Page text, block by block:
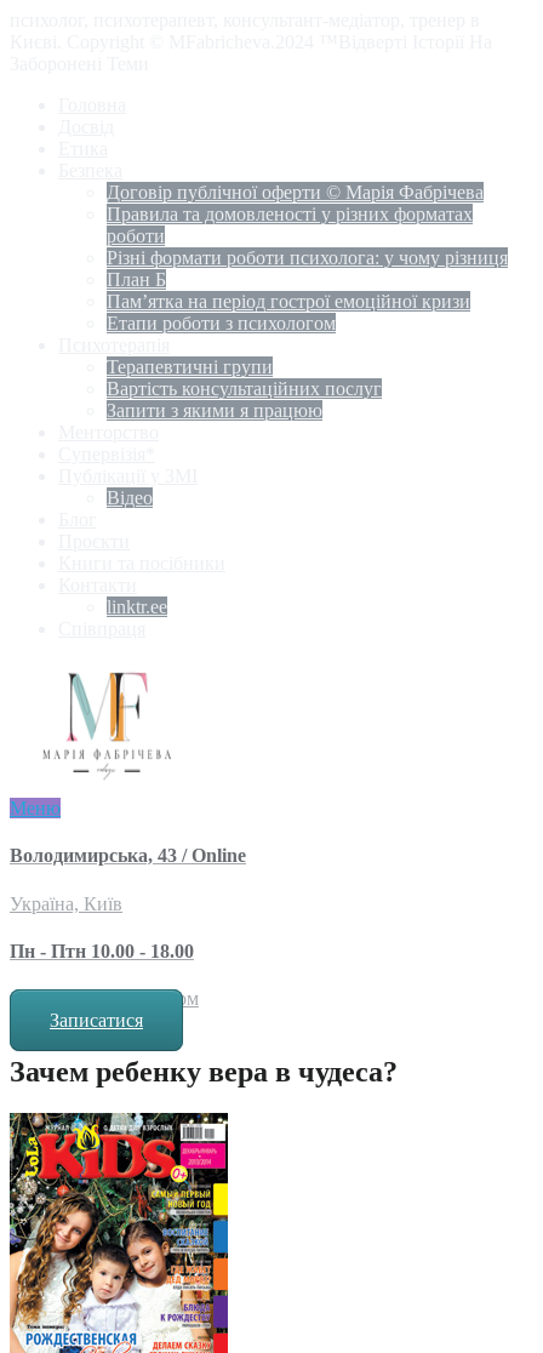
Договір публічної оферти © Марія Фабрічева
Правила та домовленості у різних форматах
роботи
Різні формати роботи психолога: у чому різниця
План Б
Пам’ятка на період гострої емоційної кризи
Етапи роботи з психологом
Терапевтичні групи
Вартість консультаційних послуг
Запити з якими я працюю
Відео
linktr.ee
Меню
Володимирська, 43 / Online
Україна, Київ
Пн - Птн 10.00 - 18.00
за попереднім записом
Записатися
Зачем ребенку вера в чудеса?